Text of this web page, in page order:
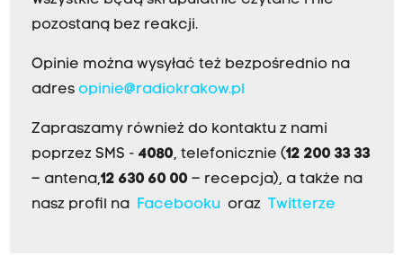
pozostaną bez reakcji.
Opinie można wysyłać też bezpośrednio na
adres opinie@radiokrakow.pl
Zapraszamy również do kontaktu z nami
poprzez SMS - 4080, telefonicznie (12 200 33 33
– antena,12 630 60 00 – recepcja), a także na
nasz profil na
Facebookuoraz Twitterze